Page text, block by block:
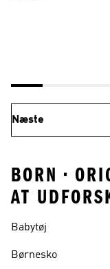
Næste
BORN •
AT
Babytøj
Børnesko